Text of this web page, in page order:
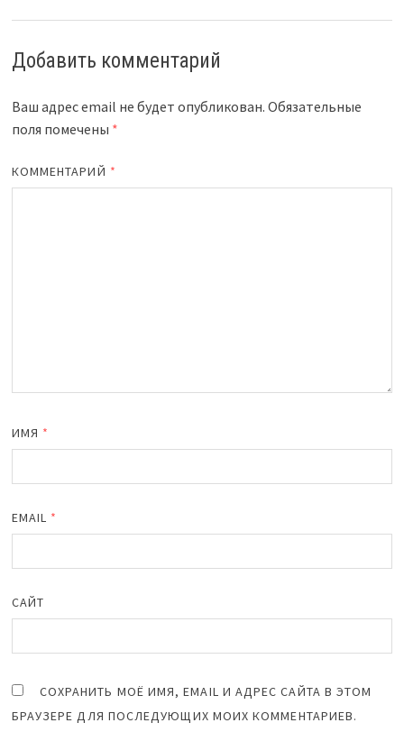
Добавить комментарий
Ваш адрес email не будет опубликован. Обязательные
поля помечены *
КОММЕНТАРИЙ *
ИМЯ *
EMAIL *
САЙТ
СОХРАНИТЬ МОЁ ИМЯ, EMAIL И АДРЕС САЙТА В ЭТОМ
БРАУЗЕРЕ ДЛЯ ПОСЛЕДУЮЩИХ МОИХ КОММЕНТАРИЕВ.